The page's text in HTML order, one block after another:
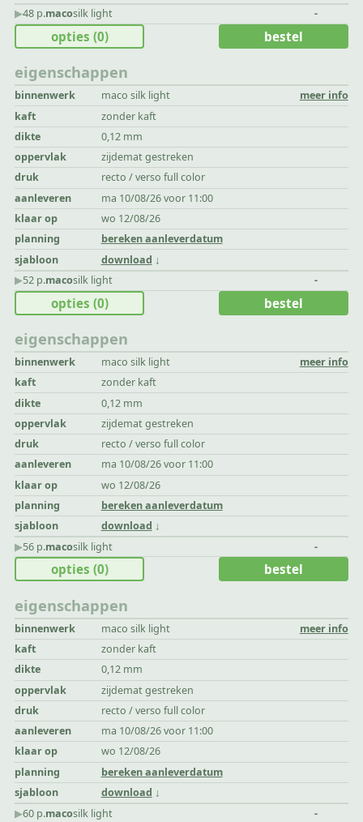
▶︎48 p.macosilk light -
eigenschappen
binnenwerk maco silk light
meer info
kaft
zonder kaft
dikte
0,12 mm
oppervlak
zijdemat gestreken
druk
recto / verso full color
aanleveren
ma 10/08/26 voor 11:00
klaar op
wo 12/08/26
planning
bereken aanleverdatum
sjabloon
download
opties (0) bestel
▶︎52 p.macosilk light -
eigenschappen
binnenwerk maco silk light
meer info
kaft
zonder kaft
dikte
0,12 mm
oppervlak
zijdemat gestreken
druk
recto / verso full color
aanleveren
ma 10/08/26 voor 11:00
klaar op
wo 12/08/26
planning
bereken aanleverdatum
sjabloon
download
opties (0) bestel
▶︎56 p.macosilk light -
eigenschappen
binnenwerk maco silk light
meer info
kaft
zonder kaft
dikte
0,12 mm
oppervlak
zijdemat gestreken
druk
recto / verso full color
aanleveren
ma 10/08/26 voor 11:00
klaar op
wo 12/08/26
planning
bereken aanleverdatum
sjabloon
download
opties (0) bestel
▶︎60 p.macosilk light -